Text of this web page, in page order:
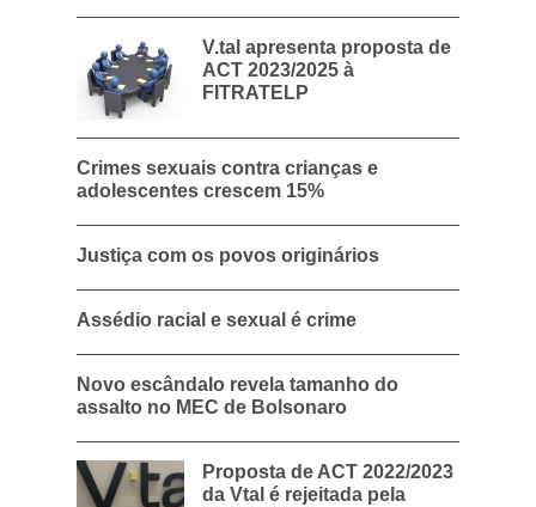
V.tal apresenta proposta de
ACT 2023/2025 à
FITRATELP
Crimes sexuais contra crianças e
adolescentes crescem 15%
Justiça com os povos originários
Assédio racial e sexual é crime
Novo escândalo revela tamanho do
assalto no MEC de Bolsonaro
Proposta de ACT 2022/2023
da Vtal é rejeitada pela